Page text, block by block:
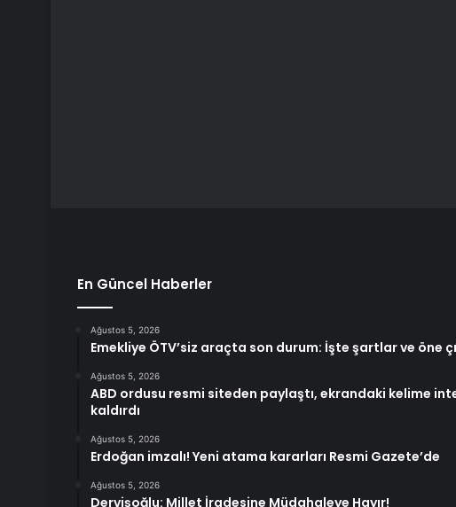
En Güncel Haberler
Ağustos 5, 2026
Emekliye ÖTV’siz araçta son durum: İşte şartlar ve öne
Ağustos 5, 2026
ABD ordusu resmi siteden paylaştı, ekrandaki kelime
kaldırdı
Ağustos 5, 2026
Erdoğan imzalı! Yeni atama kararları Resmi Gazete’de
Ağustos 5, 2026
Dervişoğlu: Millet İradesine Müdahaleye Hayır!